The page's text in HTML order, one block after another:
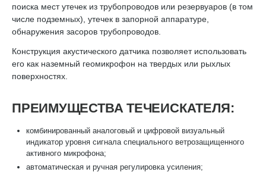
поиска мест утечек из трубопроводов или резервуаров (в том
числе подземных), утечек в запорной аппаратуре,
обнаружения засоров трубопроводов.
Конструкция акустического датчика позволяет использовать
его как наземный геомикрофон на твердых или рыхлых
поверхностях.
ПРЕИМУЩЕСТВА ТЕЧЕИСКАТЕЛЯ:
комбинированный аналоговый и цифровой визуальный
индикатор уровня сигнала специального ветрозащищенного
активного микрофона;
автоматическая и ручная регулировка усиления;